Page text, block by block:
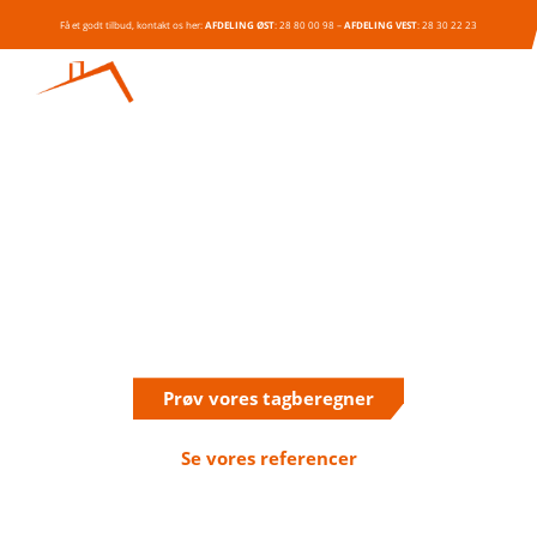
Få et godt tilbud, kontakt os her:AFDELING ØST:28 80 00 98–AFDELING VEST:28 30 22 23
Prøv vores tagberegner
Se vores referencer